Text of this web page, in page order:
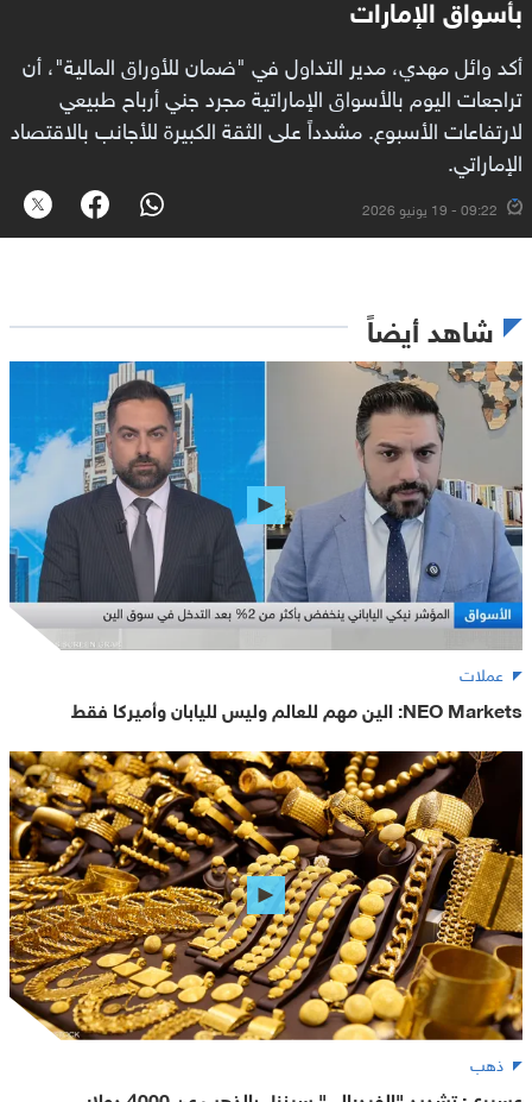
أكد وائل مهدي، مدير التداول في "ضمان للأوراق المالية"، أن
تراجعات اليوم بالأسواق الإماراتية مجرد جني أرباح طبيعي
لارتفاعات الأسبوع. مشدداً على الثقة الكبيرة للأجانب بالاقتصاد
الإماراتي.
09:22 - 19 يونيو 2026
شاهد أيضاً
عملات
NEO Markets: الين مهم للعالم وليس لليابان وأميركا فقط
ذهب